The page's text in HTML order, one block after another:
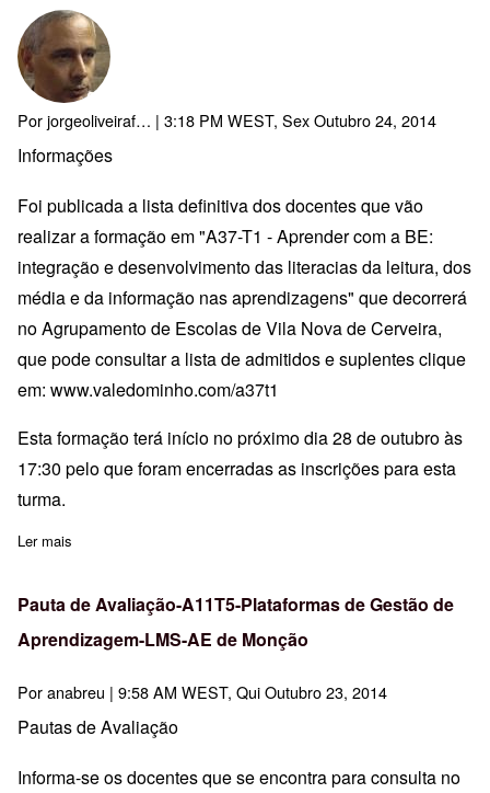
Porjorgeoliveiraf… | 3:18 PM WEST, Sex Outubro 24, 2014
Informações
Foi publicada a lista definitiva dos docentes que vão
realizar a formação em "A37-T1 - Aprender com a BE:
integração e desenvolvimento das literacias da leitura, dos
média e da informação nas aprendizagens" que decorrerá
no Agrupamento de Escolas de Vila Nova de Cerveira,
que pode consultar a lista de admitidos e suplentes clique
em: www.valedominho.com/a37t1
Esta formação terá início no próximo dia 28 de outubro às
17:30 pelo que foram encerradas as inscrições para esta
turma.
Ler mais
Pauta de Avaliação-A11T5-Plataformas de Gestão de
Aprendizagem-LMS-AE de Monção
Poranabreu | 9:58 AM WEST, Qui Outubro 23, 2014
Pautas de Avaliação
Informa-se os docentes que se encontra para consulta no